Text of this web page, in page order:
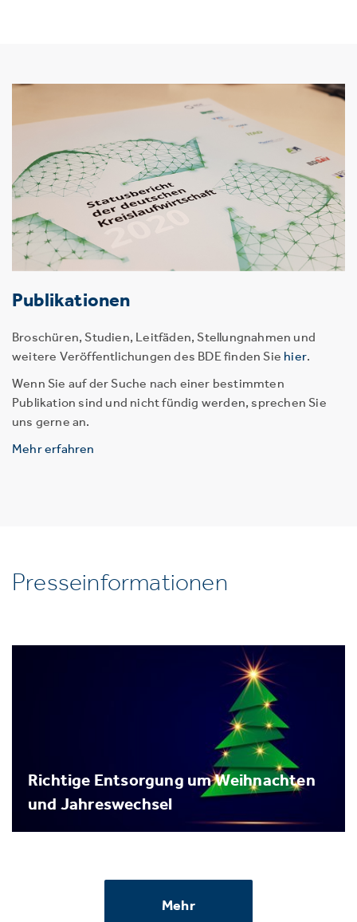
Publikationen
Broschüren, Studien, Leitfäden, Stellungnahmen und
weitere Veröffentlichungen des BDE finden Sie hier.
Wenn Sie auf der Suche nach einer bestimmten
Publikation sind und nicht fündig werden, sprechen Sie
uns gerne an.
Mehr erfahren
Presseinformationen
Richtige Entsorgung um Weihnachten
und Jahreswechsel
Mehr